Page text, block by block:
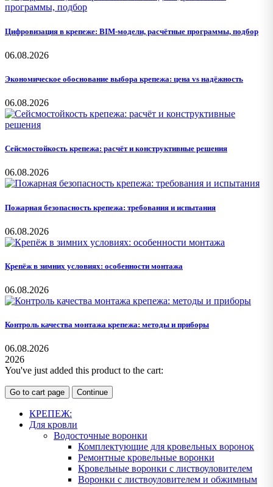
Цифровизация в крепеже: BIM-модели, расчётные программы, подбор
06.08.2026
Экономическое обоснование выбора крепежа: цена vs надёжность
06.08.2026
Сейсмостойкость крепежа: расчёт и конструктивные решения
06.08.2026
Пожарная безопасность крепежа: требования и испытания
06.08.2026
Крепёж в зимних условиях: особенности монтажа
06.08.2026
Контроль качества монтажа крепежа: методы и приборы
06.08.2026
2026
You've just added this product to the cart:
Go to cart page Continue
КРЕПЕЖ:
Для кровли
Водосточные воронки
Комплектующие для кровельных воронок
Ремонтные кровельные воронки
Кровельные воронки с листвоуловителем
Воронки с листвоуловителем и обжимным